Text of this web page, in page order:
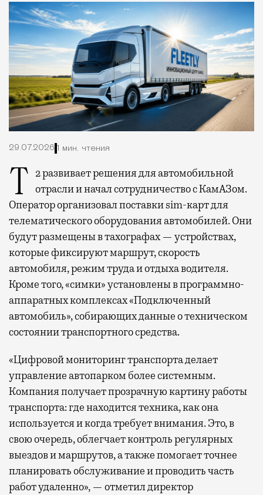
29.07.2026 1 мин. чтения
Т2 развивает решения для автомобильной отрасли и начал сотрудничество с КамАЗом.
Оператор организовал поставки sim-карт для
телематического оборудования автомобилей. Они
будут размещены в тахографах — устройствах,
которые фиксируют маршрут, скорость
автомобиля, режим труда и отдыха водителя.
Кроме того, «симки» установлены в программно-
аппаратных комплексах «Подключенный
автомобиль», собирающих данные о техническом
состоянии транспортного средства.
«Цифровой мониторинг транспорта делает
управление автопарком более системным.
Компания получает прозрачную картину работы
транспорта: где находится техника, как она
используется и когда требует внимания. Это, в
свою очередь, облегчает контроль регулярных
выездов и маршрутов, а также помогает точнее
планировать обслуживание и проводить часть
работ удаленно», — отметил директор